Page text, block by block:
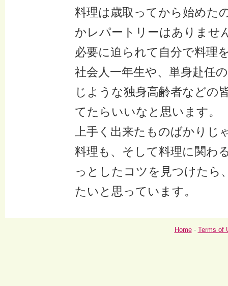
料理は歳取ってから始めた
かレパートリーはありませ
必要に迫られて自分で料理
社会人一年生や、単身赴任
じような独身高齢者などの
てたらいいなと思います。
上手く出来たものばかりじ
料理も、そして料理に関わ
っとしたコツを見つけたら
たいと思っています。
Home- Terms of